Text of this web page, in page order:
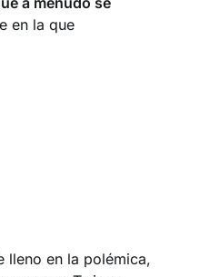
en la que
lleno en la polémica,